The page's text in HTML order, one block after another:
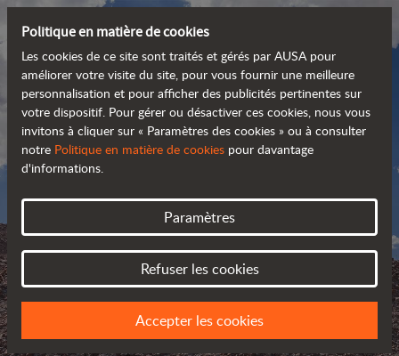
AUSA BLOG
SUIVEZ LES NOUVELLES D’AUSA
Politique en matière de cookies
Les cookies de ce site sont traités et gérés par AUSA pour
améliorer votre visite du site, pour vous fournir une meilleure
personnalisation et pour afficher des publicités pertinentes sur
votre dispositif. Pour gérer ou désactiver ces cookies, nous vous
invitons à cliquer sur « Paramètres des cookies » ou à consulter
notre Politique en matière de cookies pour davantage
d'informations.
Paramètres
Refuser les cookies
Accepter les cookies